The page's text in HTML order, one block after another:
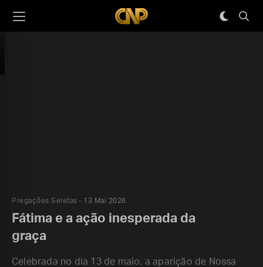
Pregações Seletas 13 Mai 2026
Fátima e a ação inesperada da
graça
Celebrada no dia 13 de maio, a aparição de Nossa